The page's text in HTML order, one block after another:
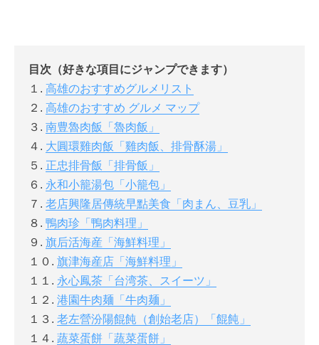
目次（好きな項目にジャンプできます）
１. 高雄のおすすめグルメリスト
２. 高雄のおすすめ グルメ マップ
３. 南豊魯肉飯「魯肉飯」
４. 大圓環雞肉飯「雞肉飯、排骨酥湯」
５. 正忠排骨飯「排骨飯」
６. 永和小籠湯包「小籠包」
７. 老店興隆居傳統早點美食「肉まん、豆乳」
８. 鴨肉珍「鴨肉料理」
９. 旗后活海産「海鮮料理」
１０. 旗津海産店「海鮮料理」
１１. 永心鳳茶「台湾茶、スイーツ」
１２. 港園牛肉麺「牛肉麺」
１３. 老左營汾陽餛飩（創始老店）「餛飩」
１４. 蔬菜蛋餅「蔬菜蛋餅」